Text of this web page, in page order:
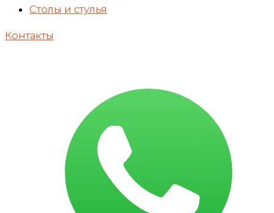
Столы и стулья
Контакты